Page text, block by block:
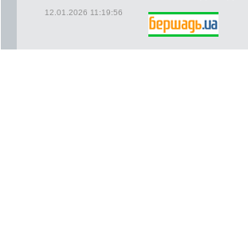
12.01.2026 11:19:56